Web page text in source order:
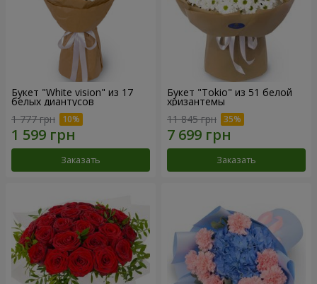
Букет "White vision" из 17
белых диантусов
1 777 грн
Заказать
Букет "Tokio" из 51 белой
хризантемы
11 845 грн
Заказать